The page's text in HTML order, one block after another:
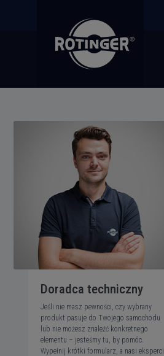
Doradca techniczny
Jeśli nie masz pewności, czy wybrany
produkt pasuje do Twojego samochodu
lub nie możesz znaleźć konkretnego
elementu – jesteśmy tu, by pomóc.
Wypełnij krótki formularz, a nasi eksperci